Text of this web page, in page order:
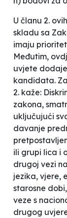
U članu 2.
skladu sa
imaju
Međutim,
uvjete
kandidata.
2. kaže:
zakona,
uključujući
davanje
ili grupi lica i
drugoj vezi
jezika, vjere,
starosne
veze s
drugog